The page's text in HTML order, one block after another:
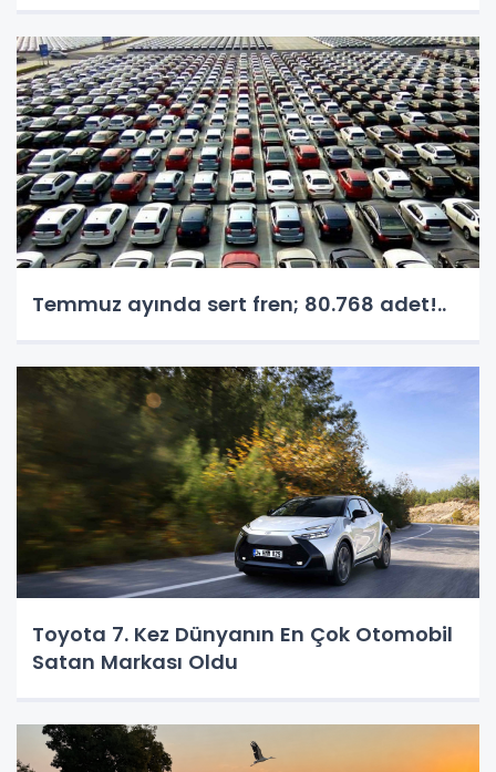
Temmuz ayında sert fren; 80.768 adet!..
Toyota 7. Kez Dünyanın En Çok Otomobil
Satan Markası Oldu